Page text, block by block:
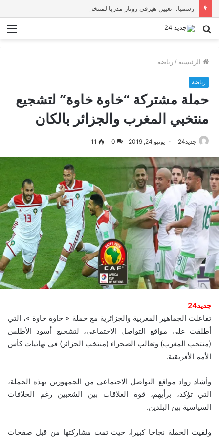
رسميا.. تعيين هيرفي رونار مدربا لمنتخب كوت ديفوار
بحث
الرئيسية / رياضة
رياضة
حملة مشتركة “خاوة خاوة” لتشجيع
منتخبي المغرب والجزائر بالكان
جديد24 يونيو 24, 2019 0
11
جديد24
تفاعلت الجماهير المغربية والجزائرية مع حملة « خاوة خاوة »، التي
أطلقت على مواقع التواصل الاجتماعي، لتشجيع أسود الأطلس
(منتخب المغرب) وثعالب الصحراء (منتخب الجزائر) في نهائيات كأس
الأمم الأفريقية.
وأشاد رواد مواقع التواصل الاجتماعي من الجمهورين بهذه الحملة،
التي تؤكد، برأيهم، قوة العلاقات بين الشعبين رغم الخلافات
السياسية بين البلدين.
ولقيت الحملة نجاحا كبيرا، حيث تمت مشاركتها من قبل صفحات